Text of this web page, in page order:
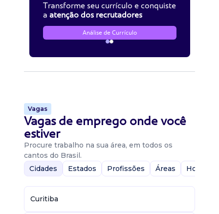
Transforme seu currículo e conquiste
a atenção dos recrutadores
Análise de Currículo
Vagas
Vagas de emprego onde você
estiver
Procure trabalho na sua área, em todos os
cantos do Brasil.
Cidades
Estados Profissões Áreas Home-
Curitiba